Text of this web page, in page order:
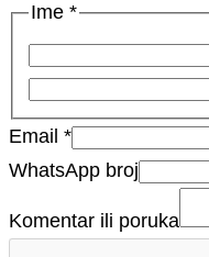
Ime *
Email *
WhatsApp broj
Komentar ili poruka